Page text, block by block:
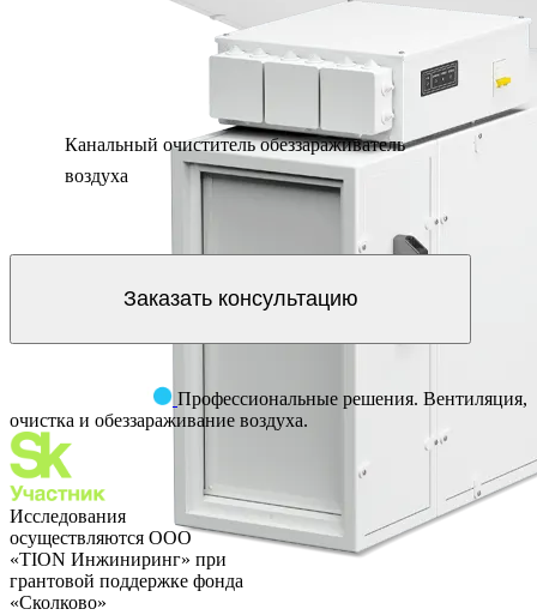
Канальный очиститель обеззараживатель
воздуха
Заказать консультацию
Профессиональные решения. Вентиляция,
очистка и обеззараживание воздуха.
Исследования
осуществляются OOO
«TION Инжиниринг» при
грантовой поддержке фонда
«Сколково»